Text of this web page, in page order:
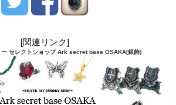
[関連リンク]
ー セレクトショップ Ark secret base OSAKA[銀飾]